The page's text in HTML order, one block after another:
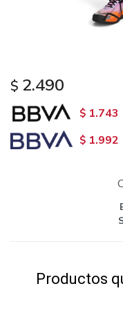
$ 2.490
$ 1.743
$ 1.992
Productos